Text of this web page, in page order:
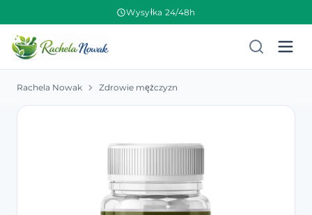
Wysyłka 24/48h
Rachela Nowak Zdrowie mężczyzn